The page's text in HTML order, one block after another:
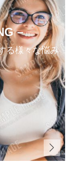
–
る様々な悩み